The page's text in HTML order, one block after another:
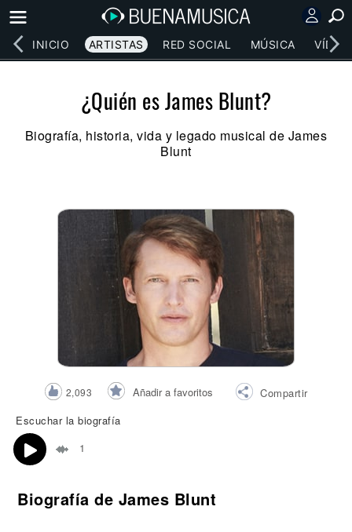
INICIO ARTISTAS RED SOCIAL MÚSICA
¿Quién es James Blunt?
Biografía, historia, vida y legado musical de James
Blunt
2,093 Añadir a favoritos
Compartir
Escuchar la biografía
1
Biografía de James Blunt